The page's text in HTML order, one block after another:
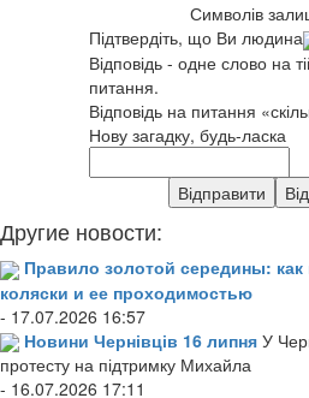
Символів
Підтвердіть, що Ви людина
Відповідь - одне слово на
питання.
Відповідь на питання
Нову загадку, будь-ласка
Другие новости:
Правило золотой середины:
коляски и ее проходимостью
- 17.07.2026 16:57
Новини Чернівців 16 липня У
протесту на підтримку Михайла
- 16.07.2026 17:11